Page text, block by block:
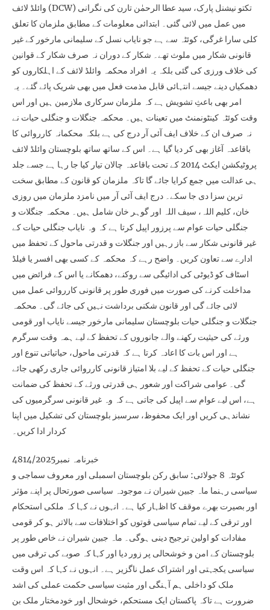
وائلڈ لائف (DCW) تکتو نیشنل پارک، سید عطا الرحمٰن تارن کی نگرانی
میں عمل میں لائی گئی۔ ابتدائی معلومات کے مطابق ملزمان کا تعلق
کلی سارا غرگی، کوئٹہ سے ہے جو نایاب نسل کے سلیمانی مارخور کے غیر
قانونی شکار میں ملوث تھے۔ شکار کے دوران نہ صرف شکار کے قوانین
کی خلاف ورزی کی گئی بلکہ یہ افراد محکمہ وائلڈ لائف کے اہلکاروں کو
دھمکیاں دینے جیسے انتہائی قابل مذمت فعل میں بھی شریک پائے گئے۔ یہ
امر بھی باعثِ تشویش ہے کہ ملزمان سرکاری ملازمین ہیں اور اس
وقت کوئٹہ کینٹونمنٹ میں تعینات ہیں۔ محکمہ جنگلات و جنگلی حیات نے
نہ صرف ان کے خلاف ایف آئی آر درج کی ہے بلکہ محکمانہ کارروائی کا
باقاعدہ آغاز بھی کر دیا گیا ہے۔ اس کے ساتھ ساتھ بلوچستان وائلڈ لائف
پروٹیکشن ایکٹ 2014 کے تحت باقاعدہ چالان تیار کیا جا رہا ہے جسے جلد
ہی عدالت میں جمع کرایا جائے گا تاکہ ملزمان کو قانون کے مطابق سخت
ترین سزا دی جا سکے۔ درج ایف آئی آر میں نامزد ملزمان میں روزی
خان، کلیم اللہ، سیف اللہ اور گوہر خان شامل ہیں۔ محکمہ جنگلات و
جنگلی حیات عوام سے پرزور اپیل کرتا ہے کہ وہ نایاب جنگلی حیات کے
غیر قانونی شکار سے باز رہیں اور جنگلات و قدرتی ماحول کے تحفظ میں
ادارے سے تعاون کریں۔ واضح رہے کہ محکمہ کے کسی بھی افسر یا فیلڈ
اسٹاف کو ڈیوٹی کی ادائیگی سے روکنے، دھمکانے یا اس کے فرائض میں
مداخلت کرنے کی صورت میں فوری طور پر قانونی کارروائی عمل میں
لائی جائے گی اور قانون شکنی برداشت نہیں کی جائے گی۔ محکمہ
جنگلات و جنگلی حیات بلوچستان سلیمانی مارخور جیسے نایاب اور قومی
ورثے کی حیثیت رکھنے والے جانوروں کے تحفظ کے لیے ہمہ وقت سرگرم
ہے اور اس بات کا اعادہ کرتا ہے کہ قدرتی ماحول، حیاتیاتی تنوع اور
جنگلی حیات کے تحفظ کے لیے بلا امتیاز قانونی کارروائی جاری رکھی جائے
گی۔ عوامی شراکت اور شعور ہی قدرتی ورثے کے تحفظ کی ضمانت
ہے، اس لیے عوام سے اپیل کی جاتی ہے کہ وہ غیر قانونی سرگرمیوں کی
نشاندہی کریں اور ایک محفوظ، سرسبز بلوچستان کی تشکیل میں اپنا
کردار ادا کریں۔
خبرنامہ نمبر4814/2025
کوئٹہ 8 جولائی: سابق رکن بلوچستان اسمبلی اور معروف سماجی و
سیاسی رہنما ماہ جبین شیران نے موجودہ سیاسی صورتحال پر اپنے مؤثر
اور بصیرت بھرے موقف کا اظہار کیا ہے۔ انہوں نے کہا کہ ملکی استحکام
اور ترقی کے لیے تمام سیاسی قوتوں کو اختلافات سے بالاتر ہو کر قومی
مفادات کو اولین ترجیح دینی ہوگی۔ ماہ جبین شیران نے خاص طور پر
بلوچستان کے امن و خوشحالی پر زور دیا اور کہا کہ صوبے کی ترقی میں
سیاسی یکجہتی اور اشتراک عمل ناگزیر ہے۔ انہوں نے کہا کہ اس وقت
ملک کو داخلی ہم آہنگی اور مثبت سیاسی حکمت عملی کی اشد
ضرورت ہے تاکہ پاکستان ایک مستحکم، خوشحال اور خودمختار ملک بن